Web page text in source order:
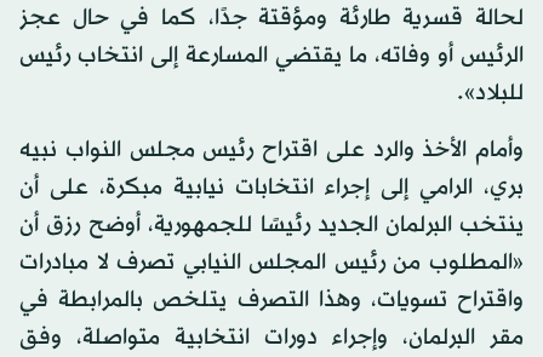
لحالة قسرية طارئة ومؤقتة جدًا، كما في حال عجز
الرئيس أو وفاته، ما يقتضي المسارعة إلى انتخاب رئيس
للبلاد».
وأمام الأخذ والرد على اقتراح رئيس مجلس النواب نبيه
بري، الرامي إلى إجراء انتخابات نيابية مبكرة، على أن
ينتخب البرلمان الجديد رئيسًا للجمهورية، أوضح رزق أن
«المطلوب من رئيس المجلس النيابي تصرف لا مبادرات
واقتراح تسويات، وهذا التصرف يتلخص بالمرابطة في
مقر البرلمان، وإجراء دورات انتخابية متواصلة، وفق